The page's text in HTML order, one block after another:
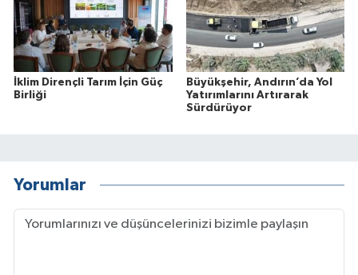
İklim Dirençli Tarım İçin Güç
Birliği
Büyükşehir, Andırın’da Yol
Yatırımlarını Artırarak
Sürdürüyor
Yorumlar